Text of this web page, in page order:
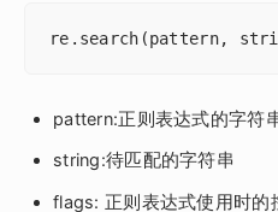
re.search(pattern,
pattern:正则表达式的字符
string:待匹配的字符串
flags: 正则表达式使用时的